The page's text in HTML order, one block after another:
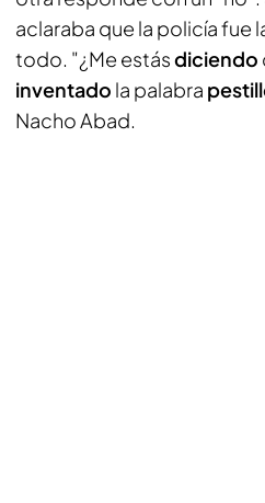
aclaraba que la policía fue
todo. "¿Me estásdiciendo
inventado la palabra
Nacho Abad.